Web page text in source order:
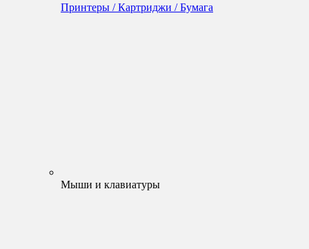
Принтеры / Картриджи / Бумага
Мыши и клавиатуры